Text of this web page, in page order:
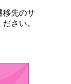
移先のサ
さい。